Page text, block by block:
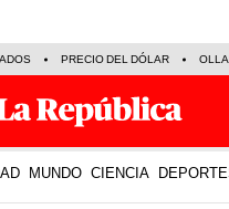
PRECIO DEL DÓLAR
MUNDO CIENCIA